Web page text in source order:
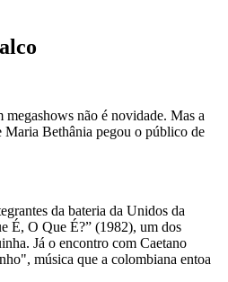
megashows não é novidade. Mas a
Maria Bethânia pegou o público de
da bateria da Unidos da
É, O Que É?” (1982), um dos
Já o encontro com Caetano
música que a colombiana entoa